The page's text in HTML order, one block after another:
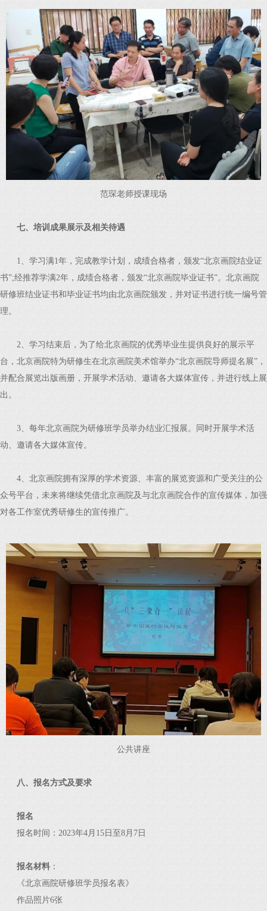
范琛老师授课现场
七、培训成果展示及相关待遇
1、学习满1年，完成教学计划，成绩合格者，颁发“北京画院结业证
书”;经推荐学满2年，成绩合格者，颁发“北京画院毕业证书”。北京画院
研修班结业证书和毕业证书均由北京画院颁发，并对证书进行统一编号管
理。
2、学习结束后，为了给北京画院的优秀毕业生提供良好的展示平
台，北京画院特为研修生在北京画院美术馆举办“北京画院导师提名展”，
并配合展览出版画册，开展学术活动、邀请各大媒体宣传，并进行线上展
出。
3、每年北京画院为研修班学员举办结业汇报展。同时开展学术活
动、邀请各大媒体宣传。
4、北京画院拥有深厚的学术资源、丰富的展览资源和广受关注的公
众号平台，未来将继续凭借北京画院及与北京画院合作的宣传媒体，加强
对各工作室优秀研修生的宣传推广。
公共讲座
八、报名方式及要求
报名
报名时间：2023年4月15日至8月7日
报名材料 ：
《北京画院研修班学员报名表》
作品照片6张